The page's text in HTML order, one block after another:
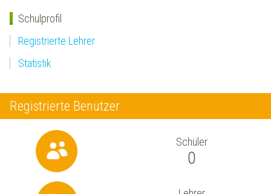
Schulprofil
Registrierte Lehrer
Statistik
Registrierte Benutzer
Schüler
0